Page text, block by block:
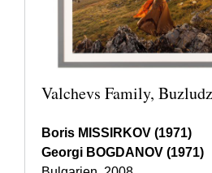
Valchevs Family,
Boris MISSIRKOV (1971)
Georgi BOGDANOV (1971)